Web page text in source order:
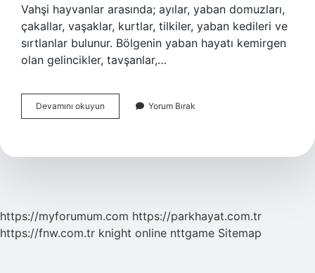
Vahşi hayvanlar arasında; ayılar, yaban domuzları,
çakallar, vaşaklar, kurtlar, tilkiler, yaban kedileri ve
sırtlanlar bulunur. Bölgenin yaban hayatı kemirgen
olan gelincikler, tavşanlar,…
Devamını okuyun
Bir
Yorum Bırak
https://myforumum.com https://parkhayat.com.tr
https://fnw.com.tr knight online nttgame Sitemap